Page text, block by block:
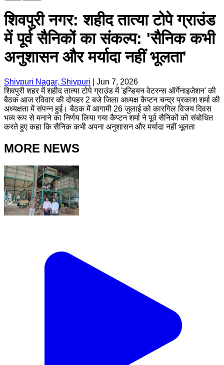
शिवपुरी नगर: शहीद तात्या टोपे ग्राउंड
में पूर्व सैनिकों का संकल्प: 'सैनिक कभी
अनुशासन और मर्यादा नहीं भूलता'
Shivpuri Nagar, Shivpuri
Jun 7, 2026
शिवपुरी शहर में शहीद तात्या टोपे ग्राउंड में 'इन्डियन वेटरन्स ऑर्गेनाइजेशन' की
बैठक आज रविवार की दोपहर 2 बजे जिला अध्यक्ष कैप्टन चन्द्र प्रकाश शर्मा की
अध्यक्षता में संपन्न हुई। बैठक में आगामी 26 जुलाई को कारगिल विजय दिवस
भव्य रूप से मनाने का निर्णय लिया गया कैप्टन शर्मा ने पूर्व सैनिकों को संबोधित
करते हुए कहा कि सैनिक कभी अपना अनुशासन और मर्यादा नहीं भूलता
MORE NEWS